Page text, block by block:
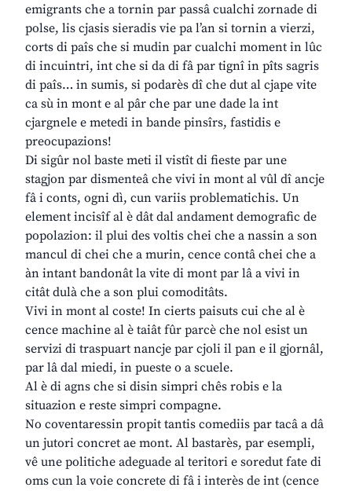
emigrants che a tornin par passâ cualchi zornade di
polse, lis cjasis sieradis vie pa l’an si tornin a vierzi,
corts di paîs che si mudin par cualchi moment in lûc
di incuintri, int che si da di fâ par tignî in pîts sagris
di paîs… in sumis, si podarès dî che dut al cjape vite
ca sù in mont e al pâr che par une dade la int
cjargnele e metedi in bande pinsîrs, fastidis e
preocupazions!
Di sigûr nol baste meti il vistît di fieste par une
stagjon par dismenteâ che vivi in mont al vûl dî ancje
fâ i conts, ogni dì, cun variis problematichis. Un
element incisîf al è dât dal andament demografic de
popolazion: il plui des voltis chei che a nassin a son
mancul di chei che a murin, cence contâ chei che a
àn intant bandonât la vite di mont par lâ a vivi in
citât dulà che a son plui comoditâts.
Vivi in mont al coste! In cierts paisuts cui che al è
cence machine al è taiât fûr parcè che nol esist un
servizi di traspuart nancje par cjoli il pan e il gjornâl,
par lâ dal miedi, in pueste o a scuele.
Al è di agns che si disin simpri chês robis e la
situazion e reste simpri compagne.
No coventaressin propit tantis comediis par tacâ a dâ
un jutori concret ae mont. Al bastarès, par esempli,
vê une politiche adeguade al teritori e soredut fate di
oms cun la voie concrete di fâ i interès de int (cence